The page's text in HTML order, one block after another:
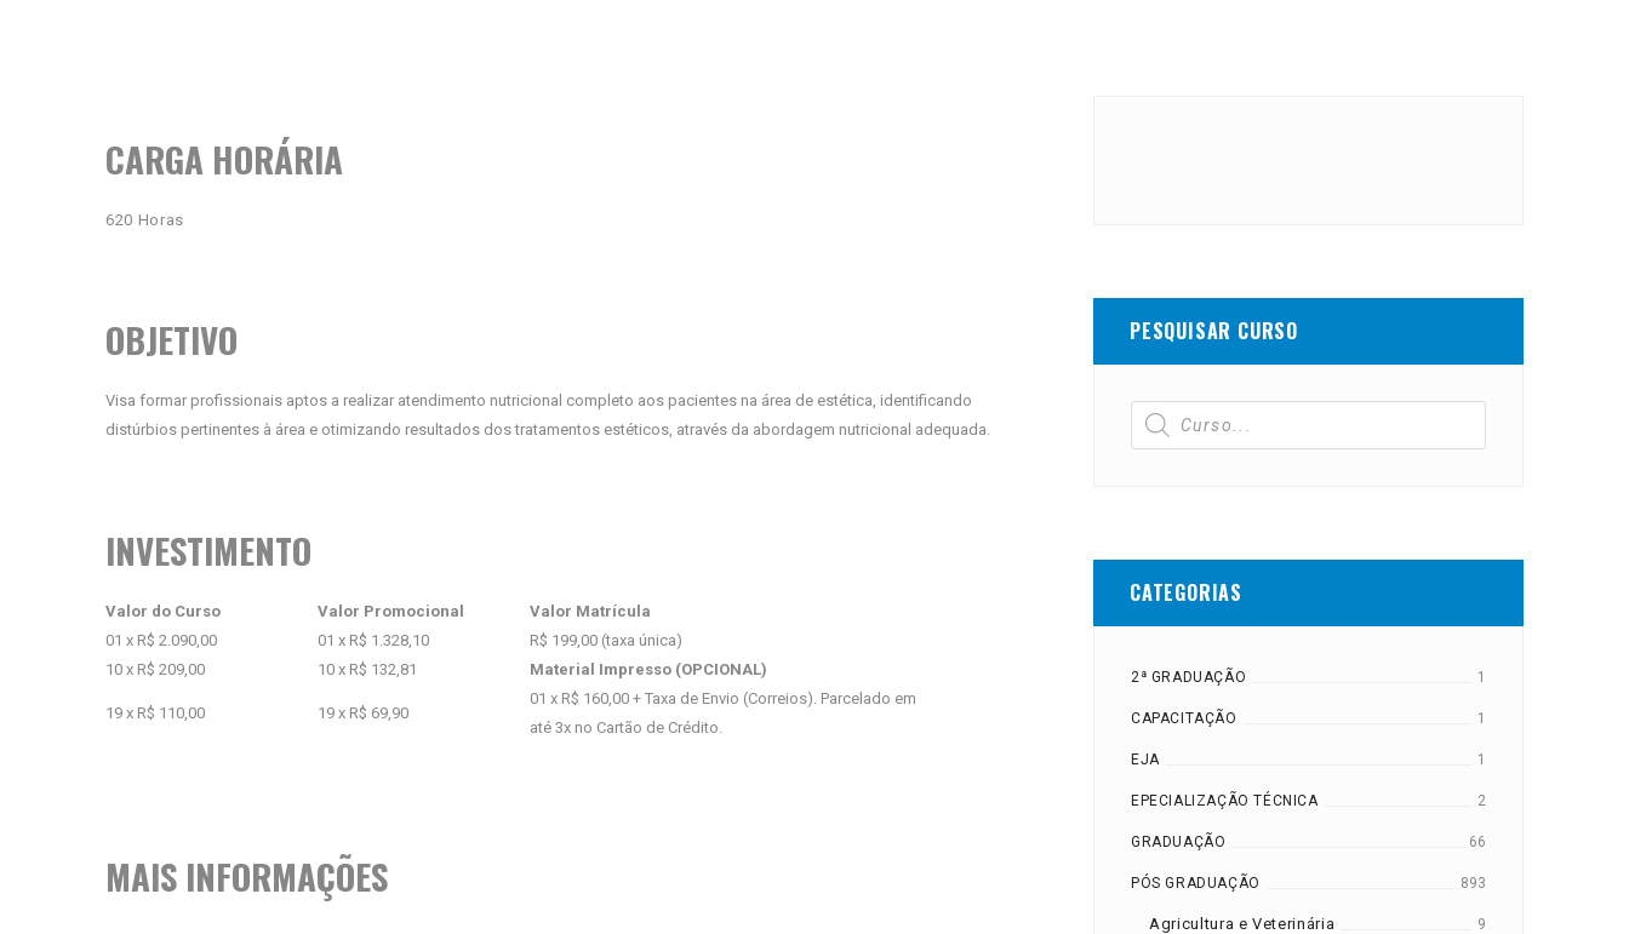
CARGA HORÁRIA
620 Horas
OBJETIVO
Visa formar profissionais aptos a realizar atendimento nutricional completo aos pacientes na área de estética, identificando
distúrbios pertinentes à área e otimizando resultados dos tratamentos estéticos, através da abordagem nutricional adequada.
INVESTIMENTO
Valor do Curso Valor Promocional
Valor Matrícula
01 x R$ 2.090,00
01 x R$ 1.328,10
R$ 199,00 (taxa única)
10 x R$ 209,00
10 x R$ 132,81 Material Impresso (OPCIONAL)
19 x R$ 110,00 19 x R$ 69,90
01 x R$ 160,00 + Taxa de Envio (Correios). Parcelado em
até 3x no Cartão de Crédito.
MAIS INFORMAÇÕES
PESQUISAR CURSO
CATEGORIAS
2ª GRADUAÇÃO 1
CAPACITAÇÃO 1
EJA 1
EPECIALIZAÇÃO TÉCNICA 2
GRADUAÇÃO 66
PÓS GRADUAÇÃO 893
Agricultura e Veterinária 9